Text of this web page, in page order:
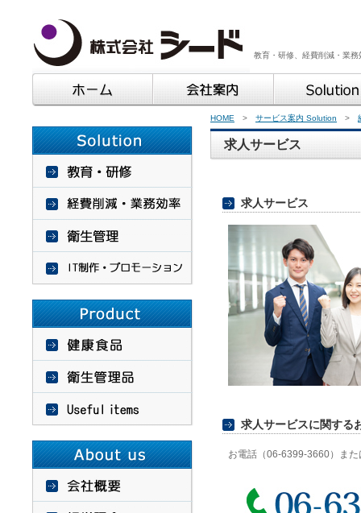
教育・研修、経費削減・業
HOME > サービス案内 Solution >
求人サービス
求人サービス
求人サービスに関する
お電話（06-6399-3660）また